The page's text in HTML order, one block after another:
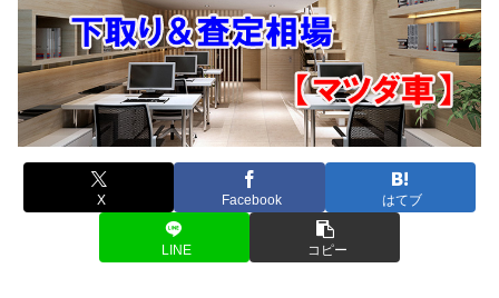
X Facebook はてブ
LINE コピー